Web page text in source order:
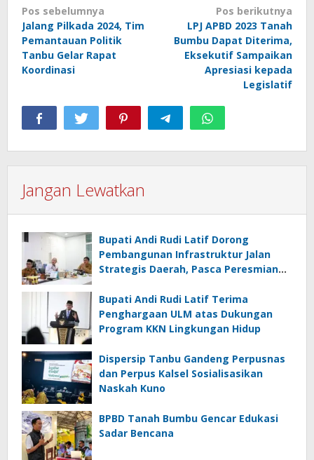
Navigasi
pos
Pos sebelumnya
Jalang Pilkada 2024, Tim
Pemantauan Politik
Tanbu Gelar Rapat
Koordinasi
Pos berikutnya
LPJ APBD 2023 Tanah
Bumbu Dapat Diterima,
Eksekutif Sampaikan
Apresiasi kepada
Legislatif
Jangan Lewatkan
Bupati Andi Rudi Latif Dorong
Pembangunan Infrastruktur Jalan
Strategis Daerah, Pasca Peresmian
Bupati Andi Rudi Latif Terima
Penghargaan ULM atas Dukungan
Program KKN Lingkungan Hidup
Dispersip Tanbu Gandeng Perpusnas
dan Perpus Kalsel Sosialisasikan
Naskah Kuno
BPBD Tanah Bumbu Gencar Edukasi
Sadar Bencana